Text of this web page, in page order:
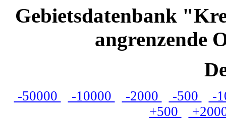
Gebietsdatenbank
angrenzende
-50000 -10000 -2000 -500
-
+500